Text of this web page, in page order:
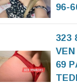
96-
323
69